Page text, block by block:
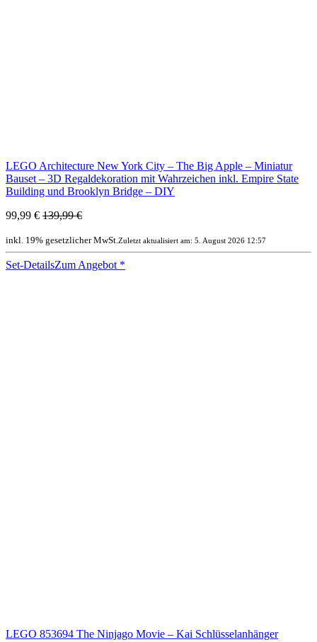
LEGO Architecture New York City – The Big Apple – Miniatur
Bauset – 3D Regaldekoration mit Wahrzeichen inkl. Empire State
Building und Brooklyn Bridge – DIY
99,99 € 139,99 €
inkl. 19% gesetzlicher MwSt.Zuletzt aktualisiert am: 5. August 2026 12:57
Set-DetailsZum Angebot *
LEGO 853694 The Ninjago Movie – Kai Schlüsselanhänger